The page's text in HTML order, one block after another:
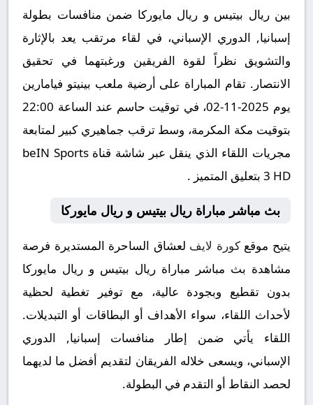
بين ريال بيتيس و ريال مايوركا ضمن منافسات بطولة
إسبانيا, الدوري الإسباني، في لقاء مرتقب يعد بالإثارة
والتشويق نظراً لقوة الفريقين ورغبتهما في تحقيق
الانتصار. تقام المباراة على أرضية ملعب بينيتو فيامارين
يوم 2025-11-02، في توقيت حاسم عند الساعة 22:00
بتوقيت مكة المكرمة، وسط ترقب جماهيري كبير لمتابعة
مجريات اللقاء الذي ينقل عبر شاشة قناة beIN Sports
3 HD بتعليق المتميز .
بث مباشر مباراة ريال بيتيس و ريال مايوركا
يتيح موقعكورة لايف لعشاق الساحرة المستديرة فرصة
مشاهدة بث مباشر مباراة ريال بيتيس و ريال مايوركا
بدون تقطيع وبجودة عالية، مع توفير تغطية لحظية
لأحداث اللقاء، سواء الأهداف أو البطاقات أو التبديلات.
اللقاء يأتي ضمن إطار منافسات إسبانيا, الدوري
الإسباني، ويسعى خلاله الفريقان لتقديم أفضل ما لديهما
لحصد النقاط أو التقدم في البطولة.